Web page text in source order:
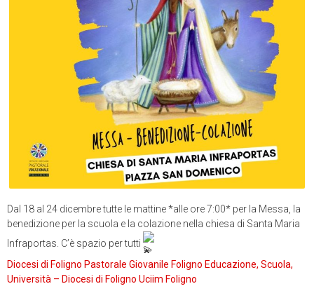
Dal 18 al 24 dicembre tutte le mattine *alle ore 7:00* per la Messa, la
benedizione per la scuola e la colazione nella chiesa di Santa Maria
Infraportas. C’è spazio per tutti
Diocesi di Foligno Pastorale Giovanile Foligno Educazione, Scuola,
Università – Diocesi di Foligno Uciim Foligno